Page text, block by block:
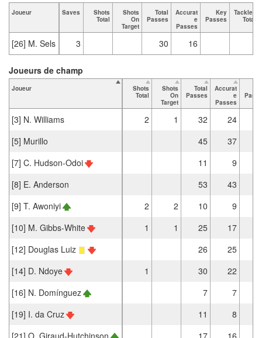
Joueur Saves
Shots
Total
Shots
On
Target
Total
Passes
Accurat
e
Passes
Key
Passes
Tackles
Total
[26] M. Sels 3 30 16
Joueur
Shots
Total
Shots
On
Target
Total
Passes
Accurat
e
Passes
[3] N. Williams 2 1 32
24
[5] Murillo
45
37
[7] C. Hudson-Odoi
11 9
[8] E. Anderson
53 43
[9] T. Awoniyi
2 2 10
9
[10] M. Gibbs-White
1 1 25 17
[12] Douglas Luiz
26
25
[14] D. Ndoye
1 30
22
[16] N. Domínguez
7 7
[19] I. da Cruz
11 8
[21] O. Giraud-Hutchinson
17 16
Joueurs de champ